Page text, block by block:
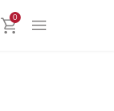
0